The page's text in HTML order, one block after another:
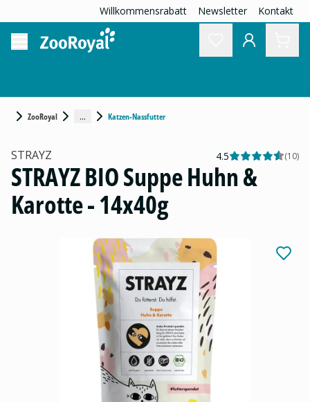
Willkommensrabatt Newsletter Kontakt
ZooRoyal ... Katzen-Nassfutter
STRAYZ 4.5 (10)
STRAYZ BIO Suppe Huhn &
Karotte - 14x40g